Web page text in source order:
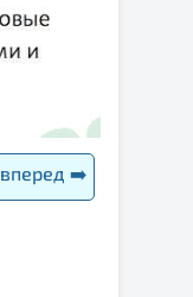
вперед ➡️